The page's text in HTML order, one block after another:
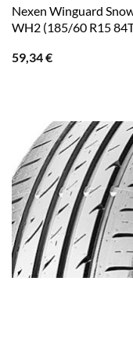
Nexen Winguard
WH2 (185/60 R15
59,34€